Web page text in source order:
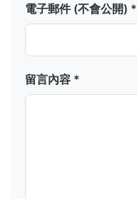
電子郵件 (不會公開) *
留言內容 *